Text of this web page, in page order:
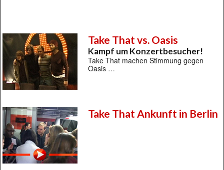
Take That vs. Oasis
Kampf um Konzertbesucher!
Take That machen Stimmung gegen
Oasis …
Take That Ankunft in Berlin